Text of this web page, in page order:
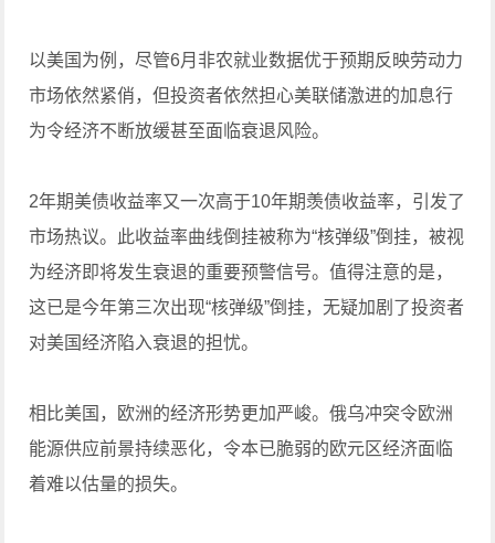
以美国为例，尽管6月非农就业数据优于预期反映劳动力
市场依然紧俏，但投资者依然担心美联储激进的加息行
为令经济不断放缓甚至面临衰退风险。
2年期美债收益率又一次高于10年期羡债收益率，引发了
市场热议。此收益率曲线倒挂被称为“核弹级”倒挂，被视
为经济即将发生衰退的重要预警信号。值得注意的是，
这已是今年第三次出现“核弹级”倒挂，无疑加剧了投资者
对美国经济陷入衰退的担忧。
相比美国，欧洲的经济形势更加严峻。俄乌冲突令欧洲
能源供应前景持续恶化，令本已脆弱的欧元区经济面临
着难以估量的损失。